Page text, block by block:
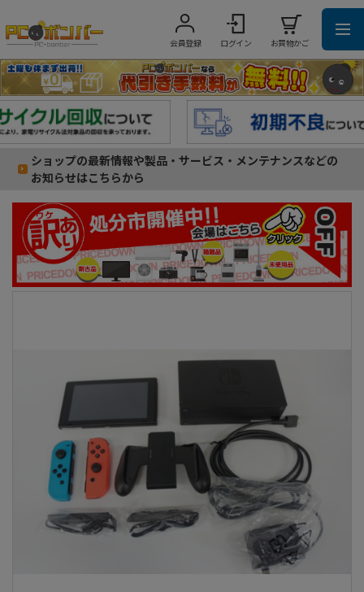
会員登録 ログイン お買物かご
ショップの最新情報や製品・サービス・メンテナンスなどの
お知らせはこちらから